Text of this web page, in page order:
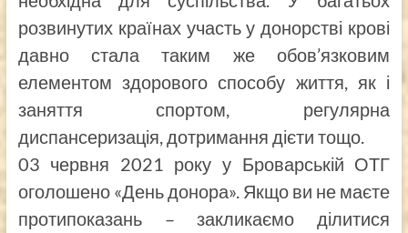
розвинутих країнах участь у донорстві крові
давно стала таким же обов’язковим
елементом здорового способу життя, як і
заняття спортом, регулярна
диспансеризація, дотримання дієти тощо.
03 червня 2021 року у Броварській ОТГ
оголошено «День донора». Якщо ви не маєте
протипоказань – закликаємо ділитися